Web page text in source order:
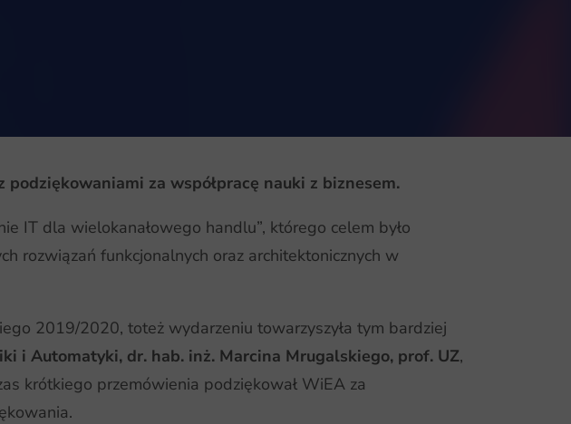
za współpracę nauki z biznesem.
IT dla wielokanałowego handlu”, którego celem było
rozwiązań funkcjonalnych oraz architektonicznych w
2019/2020, toteż wydarzeniu towarzyszyła tym bardziej
i Automatyki, dr. hab. inż. Marcina Mrugalskiego, prof. UZ,
krótkiego przemówienia podziękował WiEA za